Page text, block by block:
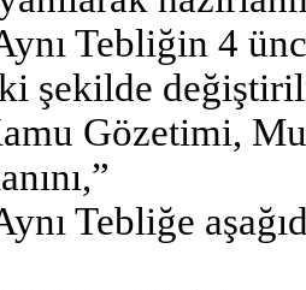
Tebliğin 4
şekilde
Gözetimi,
Tebliğe